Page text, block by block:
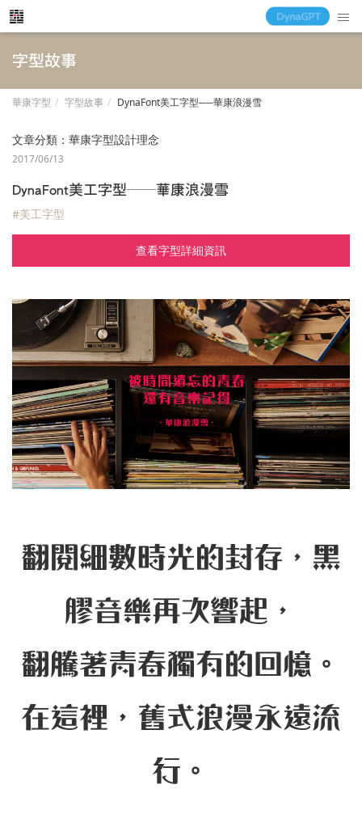
字型故事
華康字型 字型故事 DynaFont美工字型──華康浪漫雪
文章分類： 華康字型設計理念
2017/06/13
DynaFont美工字型──華康浪漫雪
#美工字型
查看字型詳細資訊
翻閱細數時光的封存， 黑
膠音樂再次響起，
翻騰著青春獨有的回憶。
在這裡，舊式浪漫永遠流
行。